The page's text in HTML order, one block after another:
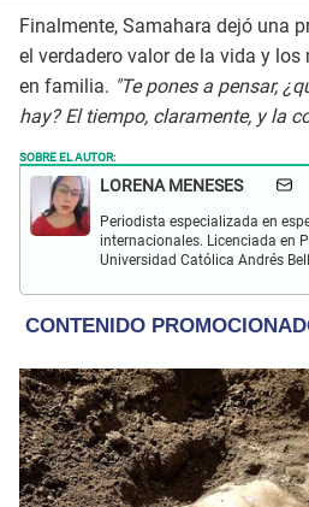
Finalmente, Samahara dejó una
el verdadero valor de la vida y
en familia. "Te pones a pensar,
hay? El tiempo, claramente, y la
SOBRE EL AUTOR:
LORENA MENESES
Periodista especializada en
internacionales. Licenciada en
Universidad Católica Andrés
celebridades.